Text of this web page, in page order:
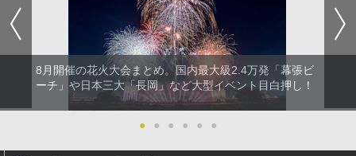
8月開催の花火大会まとめ。国内最大級2.4万発「幕張ビ
ーチ」や日本三大「長岡」など大型イベント目白押し！
● ● ● ● ● ●